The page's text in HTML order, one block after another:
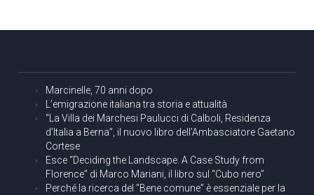
Marcinelle, 70 anni dopo
L’emigrazione italiana tra storia e attualità
“La Villa dei Marchesi Paulucci di Calboli, Residenza
d’Italia a Berna”, il nuovo libro dell’Ambasciatore Gaetano
Cortese
Esce “Deciding the Landscape. A Case Study from
Florence” di Marco Mariani, il libro sul “Cubo nero”
Perché la ricerca del “Bene comune” è essenziale per la